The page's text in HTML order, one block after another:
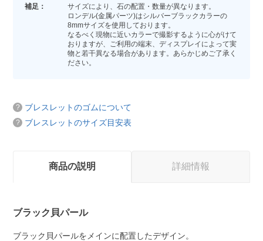
補足：
サイズにより、石の配置・数量が異なります。
ロンデル(金属パーツ)はシルバーブラックカラーの
8mmサイズを使用しております。
なるべく現物に近いカラーで撮影するように心がけて
おりますが、ご利用の端末、ディスプレイによって実
物と若干異なる場合があります。あらかじめご了承く
ださい。
ブレスレットのゴムについて
ブレスレットのサイズ目安表
商品の説明 詳細情報
ブラック貝パール
ブラック貝パールをメインに配置したデザイン。